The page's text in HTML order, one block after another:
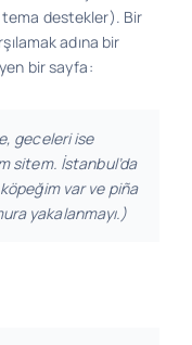
tema destekler). Bir
adına bir
bir sayfa:
geceleri ise
sitem. İstanbul’da
köpeğim var ve piña
yakalanmayı.)